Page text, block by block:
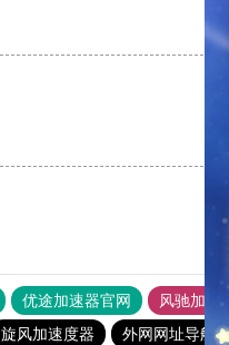
优途加速器官网 风驰加速器
旋风加速度器 外网网址导航